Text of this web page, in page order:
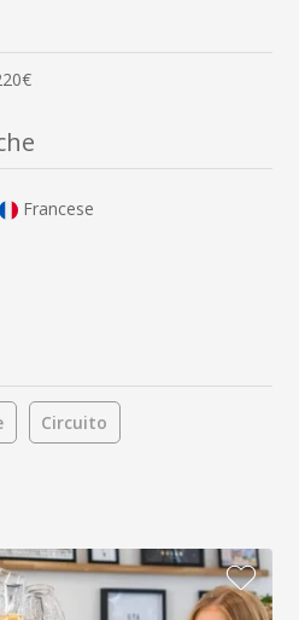
€
Francese
Circuito